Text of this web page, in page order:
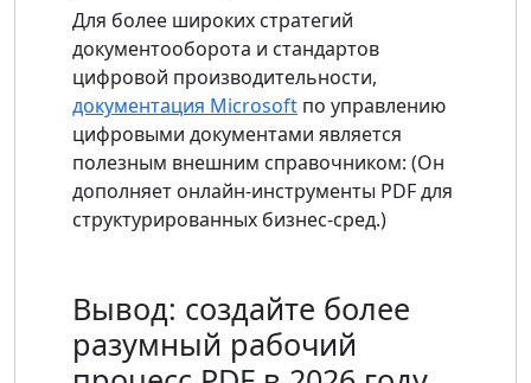
Для более широких стратегий
документооборота и стандартов
цифровой производительности,
документация Microsoft по управлению
цифровыми документами является
полезным внешним справочником: (Он
дополняет онлайн-инструменты PDF для
структурированных бизнес-сред.)
Вывод: создайте более
разумный рабочий